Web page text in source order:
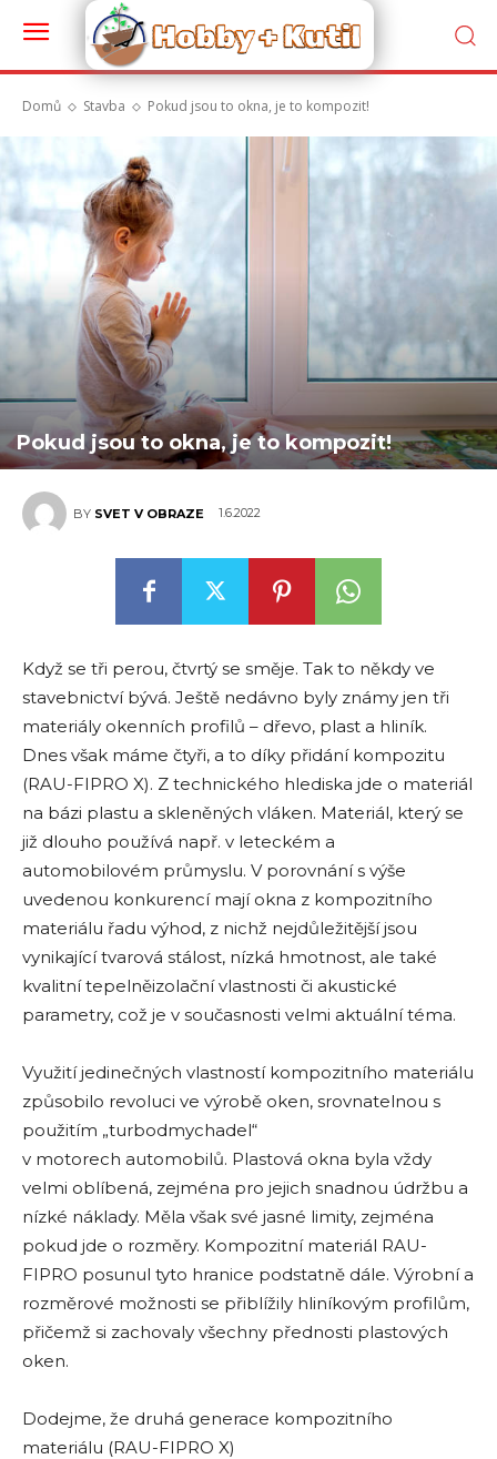
Domů Stavba Pokud jsou to okna, je to kompozit!
Pokud jsou to okna, je to kompozit!
BY SVET V OBRAZE 1.6.2022
Když se tři perou, čtvrtý se směje. Tak to někdy ve
stavebnictví bývá. Ještě nedávno byly známy jen tři
materiály okenních profilů – dřevo, plast a hliník.
Dnes však máme čtyři, a to díky přidání kompozitu
(RAU-FIPRO X). Z technického hlediska jde o materiál
na bázi plastu a skleněných vláken. Materiál, který se
již dlouho používá např. v leteckém a
automobilovém průmyslu. V porovnání s výše
uvedenou konkurencí mají okna z kompozitního
materiálu řadu výhod, z nichž nejdůležitější jsou
vynikající tvarová stálost, nízká hmotnost, ale také
kvalitní tepelněizolační vlastnosti či akustické
parametry, což je v současnosti velmi aktuální téma.
Využití jedinečných vlastností kompozitního materiálu
způsobilo revoluci ve výrobě oken, srovnatelnou s
použitím „turbodmychadel“
v motorech automobilů. Plastová okna byla vždy
velmi oblíbená, zejména pro jejich snadnou údržbu a
nízké náklady. Měla však své jasné limity, zejména
pokud jde o rozměry. Kompozitní materiál RAU-
FIPRO posunul tyto hranice podstatně dále. Výrobní a
rozměrové možnosti se přiblížily hliníkovým profilům,
přičemž si zachovaly všechny přednosti plastových
oken.
Dodejme, že druhá generace kompozitního
materiálu (RAU-FIPRO X)